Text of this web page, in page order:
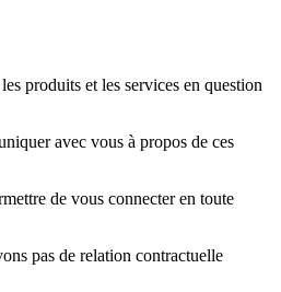
produits et les services en question
avec vous à propos de ces
de vous connecter en toute
pas de relation contractuelle